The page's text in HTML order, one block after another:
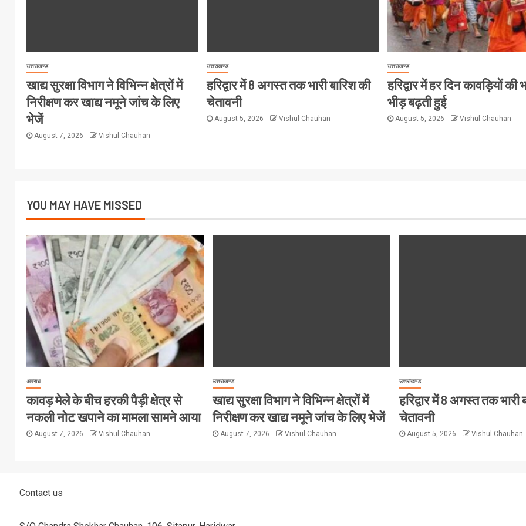
उत्तराखण्ड
खाद्य सुरक्षा विभाग ने विभिन्न क्षेत्रों में
निरीक्षण कर खाद्य नमूने जांच के लिए
भेजें
August 7, 2026 Vishul Chauhan
उत्तराखण्ड
हरिद्वार में 8 अगस्त तक भारी बारिश की
चेतावनी
August 5, 2026 Vishul Chauhan
उत्तराखण्ड
हरिद्वार में हर दिन कावड़ियों की
भीड़ बढ़ती हुई
August 5, 2026 Vishul Chauhan
YOU MAY HAVE MISSED
अपराध
कावड़ मेले के बीच हरकी पैड़ी क्षेत्र से
नकली नोट खपाने का मामला सामने आया
August 7, 2026 Vishul Chauhan
उत्तराखण्ड
खाद्य सुरक्षा विभाग ने विभिन्न क्षेत्रों में
निरीक्षण कर खाद्य नमूने जांच के लिए भेजें
August 7, 2026 Vishul Chauhan
उत्तराखण्ड
हरिद्वार में 8 अगस्त तक भारी
चेतावनी
August 5, 2026 Vishul Chauhan
Contact us